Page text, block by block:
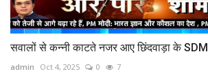
सवालों से कन्नी काटते नजर आए छिंदवाड़ा के SDM
admin Oct 4, 2025 0 7